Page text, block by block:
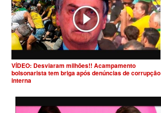
VÍDEO: Desviaram milhões!! Acampamento
bolsonarista tem briga após denúncias de corrupção
interna